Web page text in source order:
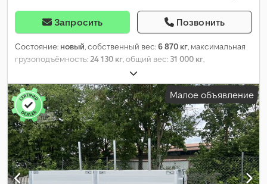
Запросить Позвонить
Состояние: новый, собственный вес:6 870 кг, максимальная
грузоподъёмность:24 130 кг, общий вес: 31 000 кг,
, длина грузового отсека:
ширина пространства для загрузки:2 550 мм, подвеска:
воздух, размер шины:235 / 75 R 17,5, цвет:другое , тип
передачи:другое, размер передней шины:235 / 75 R 17,5,
размер задней шины:235 / 75 R 17,5, кабина водителя:другое,
класс выбросов:нет, топливо:биодизель, Оборудование:ABS,
пневматический тормоз,
Малое объявление